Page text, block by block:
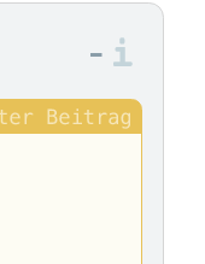
–